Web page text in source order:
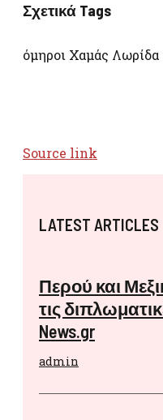
Σχετικά Tags
όμηροι Χαμάς Λωρίδα
Source link
LATEST ARTICLES
Περού και
τις
News.gr
admin